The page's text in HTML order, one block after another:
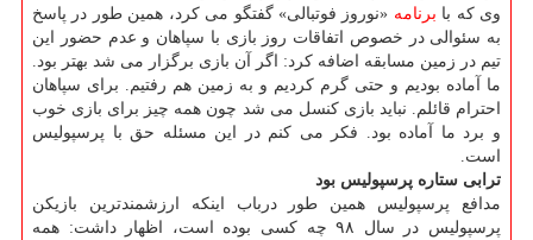
وی كه با برنامه «نوروز فوتبالی» گفتگو می كرد، همین طور در پاسخ
به سئوالی در خصوص اتفاقات روز بازی با سپاهان و عدم حضور این
تیم در زمین مسابقه اضافه كرد: اگر آن بازی برگزار می شد بهتر بود.
ما آماده بودیم و حتی گرم كردیم و به زمین هم رفتیم. برای سپاهان
احترام قائلم. نباید بازی كنسل می شد چون همه چیز برای بازی خوب
و برد ما آماده بود. فكر می كنم در این مسئله حق با پرسپولیس
است.
ترابی ستاره پرسپولیس بود
مدافع پرسپولیس همین طور درباب اینكه ارزشمندترین بازیكن
پرسپولیس در سال ۹۸ چه كسی بوده است، اظهار داشت: همه